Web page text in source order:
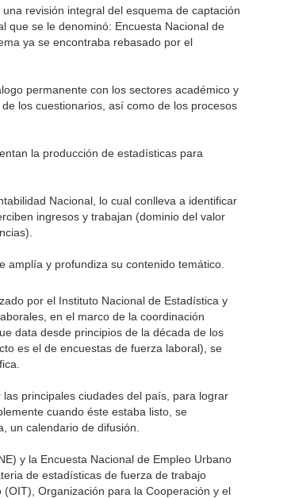
revisión integral del esquema de captación
que se le denominó: Encuesta Nacional de
ya se encontraba rebasado por el
permanente con los sectores académico y
los cuestionarios, así como de los procesos
la producción de estadísticas para
Nacional, lo cual conlleva a identificar
ingresos y trabajan (dominio del valor
amplía y profundiza su contenido temático.
por el Instituto Nacional de Estadística y
en el marco de la coordinación
data desde principios de la década de los
es el de encuestas de fuerza laboral), se
principales ciudades del país, para lograr
cuando éste estaba listo, se
un calendario de difusión.
y la Encuesta Nacional de Empleo Urbano
de estadísticas de fuerza de trabajo
Organización para la Cooperación y el